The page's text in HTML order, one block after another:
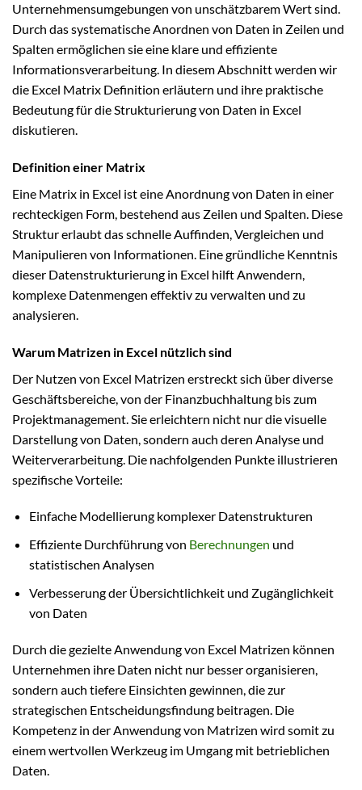
Unternehmensumgebungen von unschätzbarem Wert sind.
Durch das systematische Anordnen von Daten in Zeilen und
Spalten ermöglichen sie eine klare und effiziente
Informationsverarbeitung. In diesem Abschnitt werden wir
die Excel Matrix Definition erläutern und ihre praktische
Bedeutung für die Strukturierung von Daten in Excel
diskutieren.
Definition einer Matrix
Eine Matrix in Excel ist eine Anordnung von Daten in einer
rechteckigen Form, bestehend aus Zeilen und Spalten. Diese
Struktur erlaubt das schnelle Auffinden, Vergleichen und
Manipulieren von Informationen. Eine gründliche Kenntnis
dieser Datenstrukturierung in Excel hilft Anwendern,
komplexe Datenmengen effektiv zu verwalten und zu
analysieren.
Warum Matrizen in Excel nützlich sind
Der Nutzen von Excel Matrizen erstreckt sich über diverse
Geschäftsbereiche, von der Finanzbuchhaltung bis zum
Projektmanagement. Sie erleichtern nicht nur die visuelle
Darstellung von Daten, sondern auch deren Analyse und
Weiterverarbeitung. Die nachfolgenden Punkte illustrieren
spezifische Vorteile:
Einfache Modellierung komplexer Datenstrukturen
Effiziente Durchführung von Berechnungen und
statistischen Analysen
Verbesserung der Übersichtlichkeit und Zugänglichkeit
von Daten
Durch die gezielte Anwendung von Excel Matrizen können
Unternehmen ihre Daten nicht nur besser organisieren,
sondern auch tiefere Einsichten gewinnen, die zur
strategischen Entscheidungsfindung beitragen. Die
Kompetenz in der Anwendung von Matrizen wird somit zu
einem wertvollen Werkzeug im Umgang mit betrieblichen
Daten.